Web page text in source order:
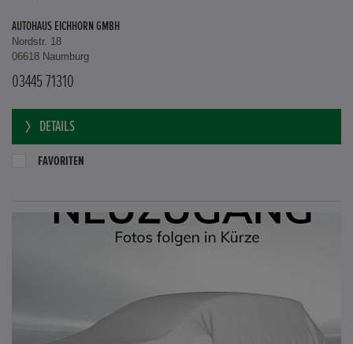
AUTOHAUS EICHHORN GMBH
Nordstr. 18
06618 Naumburg
03445 71310
DETAILS
FAVORITEN